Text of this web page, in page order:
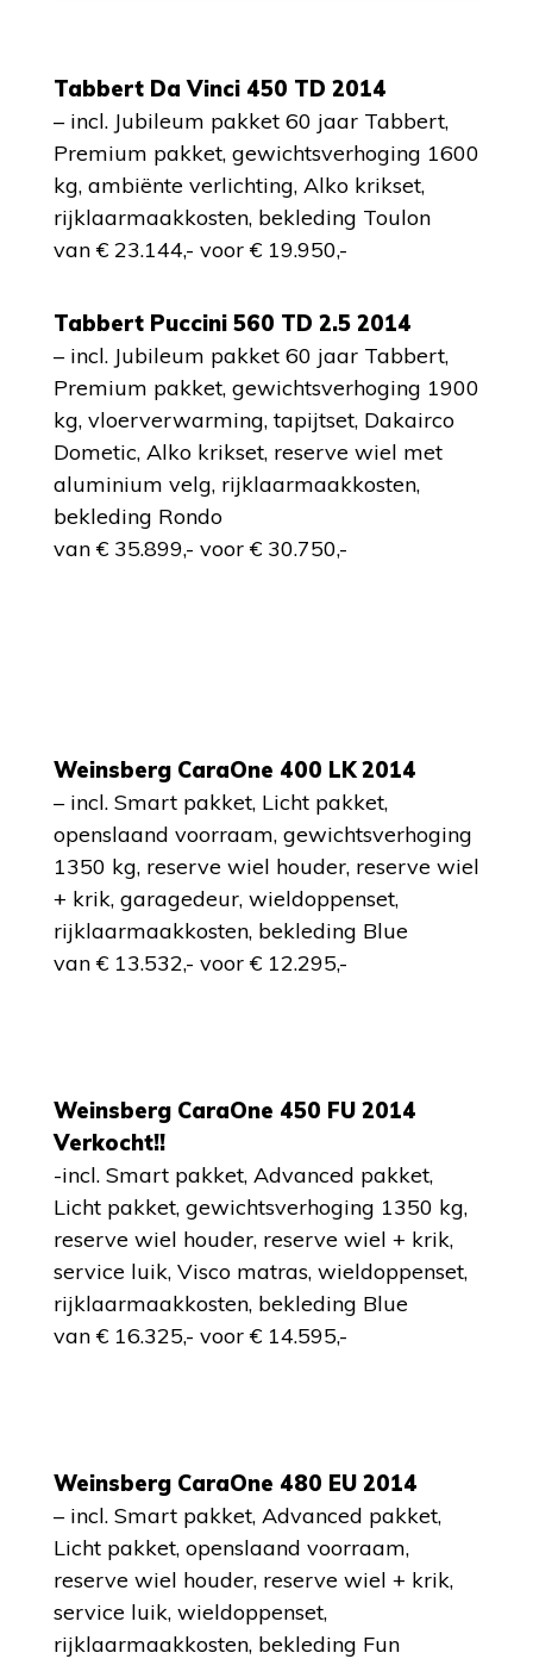
Tabbert Da Vinci 450 TD 2014
– incl. Jubileum pakket 60 jaar Tabbert,
Premium pakket, gewichtsverhoging 1600
kg, ambiënte verlichting, Alko krikset,
rijklaarmaakkosten, bekleding Toulon
van € 23.144,- voor € 19.950,-
Tabbert Puccini 560 TD 2.5 2014
– incl. Jubileum pakket 60 jaar Tabbert,
Premium pakket, gewichtsverhoging 1900
kg, vloerverwarming, tapijtset, Dakairco
Dometic, Alko krikset, reserve wiel met
aluminium velg, rijklaarmaakkosten,
bekleding Rondo
van € 35.899,- voor € 30.750,-
Weinsberg CaraOne 400 LK 2014
– incl. Smart pakket, Licht pakket,
openslaand voorraam, gewichtsverhoging
1350 kg, reserve wiel houder, reserve wiel
+ krik, garagedeur, wieldoppenset,
rijklaarmaakkosten, bekleding Blue
van € 13.532,- voor € 12.295,-
Weinsberg CaraOne 450 FU 2014
Verkocht!!
-incl. Smart pakket, Advanced pakket,
Licht pakket, gewichtsverhoging 1350 kg,
reserve wiel houder, reserve wiel + krik,
service luik, Visco matras, wieldoppenset,
rijklaarmaakkosten, bekleding Blue
van € 16.325,- voor € 14.595,-
Weinsberg CaraOne 480 EU 2014
– incl. Smart pakket, Advanced pakket,
Licht pakket, openslaand voorraam,
reserve wiel houder, reserve wiel + krik,
service luik, wieldoppenset,
rijklaarmaakkosten, bekleding Fun